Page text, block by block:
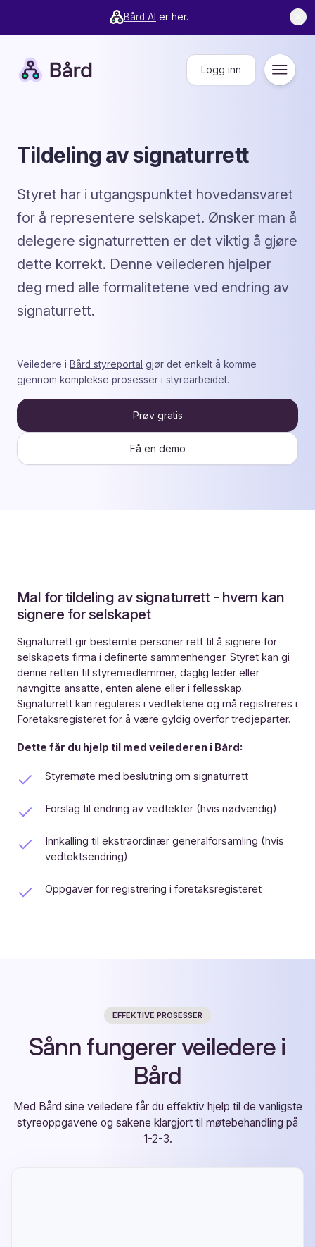
Bård AI er her.
Bård Logg inn
Meny
Tildeling av signaturrett
Styret har i utgangspunktet hovedansvaret
for å representere selskapet. Ønsker man å
delegere signaturretten er det viktig å gjøre
dette korrekt. Denne veilederen hjelper
deg med alle formalitetene ved endring av
signaturrett.
Veiledere i Bård styreportal gjør det enkelt å komme
gjennom komplekse prosesser i styrearbeidet.
Prøv gratis
Få en demo
Mal for tildeling av signaturrett - hvem kan
signere for selskapet
Signaturrett gir bestemte personer rett til å signere for
selskapets firma i definerte sammenhenger. Styret kan gi
denne retten til styremedlemmer, daglig leder eller
navngitte ansatte, enten alene eller i fellesskap.
Signaturrett kan reguleres i vedtektene og må registreres i
Foretaksregisteret for å være gyldig overfor tredjeparter.
Dette får du hjelp til med veilederen i Bård:
Styremøte med beslutning om signaturrett
Forslag til endring av vedtekter (hvis nødvendig)
Innkalling til ekstraordinær generalforsamling (hvis
vedtektsendring)
Oppgaver for registrering i foretaksregisteret
EFFEKTIVE PROSESSER
Sånn fungerer veiledere i
Bård
Med Bård sine veiledere får du effektiv hjelp til de vanligste
styreoppgavene og sakene klargjort til møtebehandling på
1-2-3.